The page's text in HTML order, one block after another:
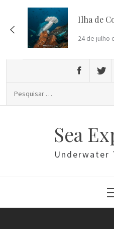
content
Ilha de
24 de julho
Sea
Underwater